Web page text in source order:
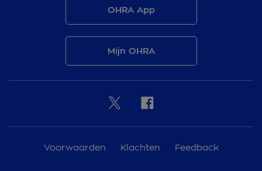
OHRA App
Mijn OHRA
Voorwaarden Klachten Feedback